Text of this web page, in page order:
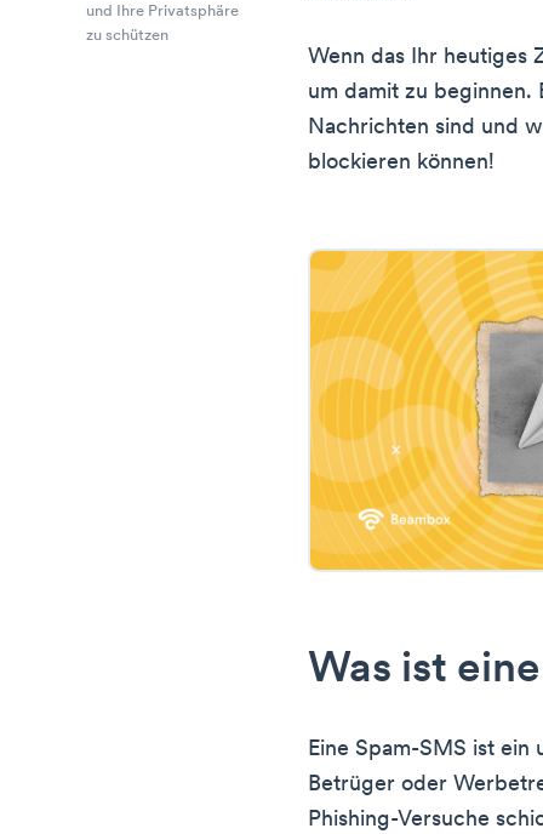
und Ihre Privatsphäre
zu schützen
Wenn das Ihr heutiges
um damit zu beginnen.
Nachrichten sind und
blockieren können!
Was ist
Eine Spam-SMS ist ein
Betrüger oder
Phishing-Versuche